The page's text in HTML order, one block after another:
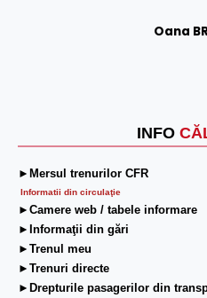
INFO
►Mersul trenurilor CFR
Informatii din circulaţie
►Camere web / tabele informare
►Informaţii din gări
►Trenul meu
►Trenuri directe
►Drepturile pasagerilor din
Oana